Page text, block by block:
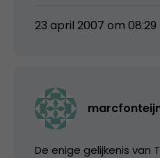
23 april 2007 om 08:29
De enige gelijkenis van